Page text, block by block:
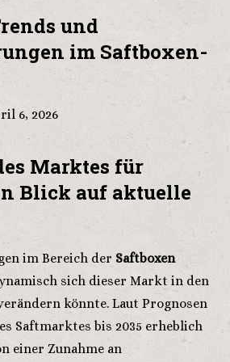
und
im Saftboxen-
6, 2026
Marktes für
Blick auf aktuelle
im Bereich der Saftboxen
sich dieser Markt in den
könnte. Laut Prognosen
Saftmarktes bis 2035 erheblich
einer Zunahme an